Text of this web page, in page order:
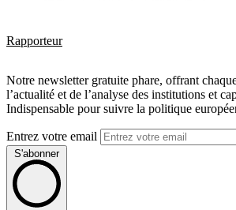
Rapporteur
Notre newsletter gratuite phare, offrant
l’actualité et de l’analyse des institutions et
Indispensable pour suivre la politique
Entrez votre email
S'abonner